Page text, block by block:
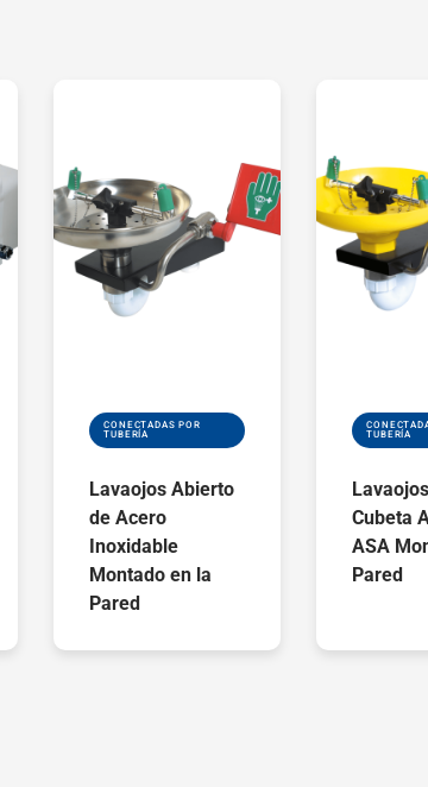
CONECTADAS POR
TUBERÍA
Lavaojos Abierto
de Acero
Inoxidable
Montado en la
Pared
TUBERÍA
Cubeta
ASA
Pared